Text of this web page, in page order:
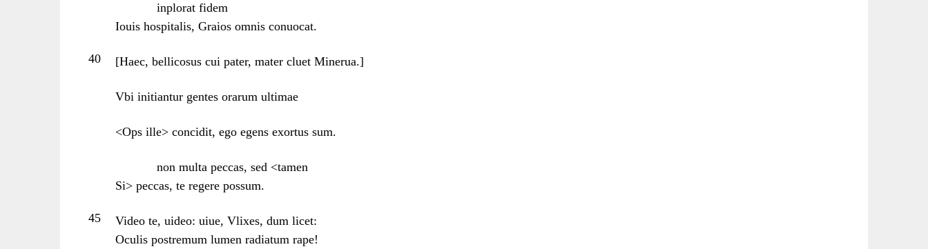
inplorat fidem
Iouis hospitalis, Graios omnis conuocat.
40 [Haec, bellicosus cui pater, mater cluet Minerua.]
Vbi initiantur gentes orarum ultimae
<Ops ille> concidit, ego egens exortus sum.
non multa peccas, sed <tamen
Si> peccas, te regere possum.
45
Video te, uideo: uiue, Vlixes, dum licet:
Oculis postremum lumen radiatum rape!